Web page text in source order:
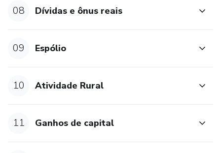
08 Dívidas e ônus reais
09 Espólio
10 Atividade Rural
11 Ganhos de capital